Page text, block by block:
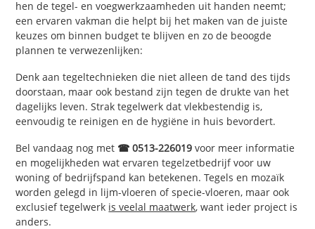
hen de tegel- en voegwerkzaamheden uit handen neemt;
een ervaren vakman die helpt bij het maken van de juiste
keuzes om binnen budget te blijven en zo de beoogde
plannen te verwezenlijken:
Denk aan tegeltechnieken die niet alleen de tand des tijds
doorstaan, maar ook bestand zijn tegen de drukte van het
dagelijks leven. Strak tegelwerk dat vlekbestendig is,
eenvoudig te reinigen en de hygiëne in huis bevordert.
Bel vandaag nog met ☎ 0513-226019 voor meer informatie
en mogelijkheden wat ervaren tegelzetbedrijf voor uw
woning of bedrijfspand kan betekenen. Tegels en mozaïk
worden gelegd in lijm-vloeren of specie-vloeren, maar ook
exclusief tegelwerk is veelal maatwerk, want ieder project is
anders.